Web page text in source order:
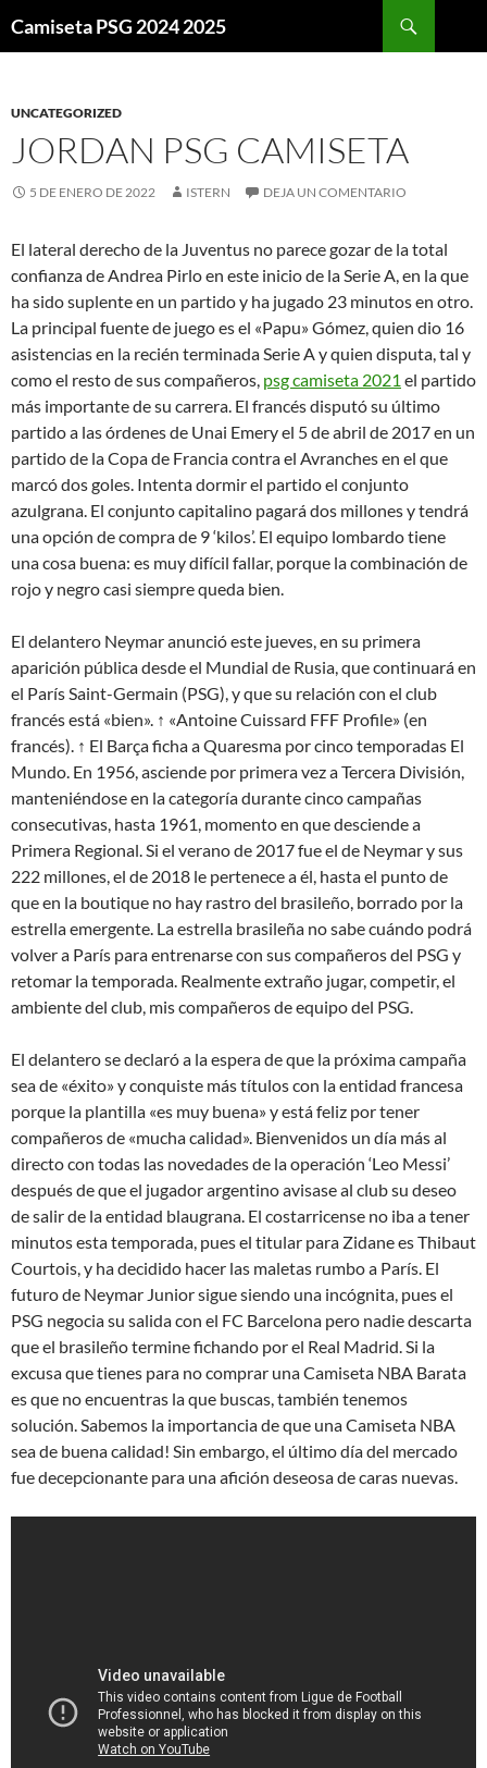
Camiseta PSG 2024 2025
UNCATEGORIZED
JORDAN PSG CAMISETA
5 DE ENERO DE 2022 ISTERN DEJA UN COMENTARIO
El lateral derecho de la Juventus no parece gozar de la total
confianza de Andrea Pirlo en este inicio de la Serie A, en la que
ha sido suplente en un partido y ha jugado 23 minutos en otro.
La principal fuente de juego es el «Papu» Gómez, quien dio 16
asistencias en la recién terminada Serie A y quien disputa, tal y
como el resto de sus compañeros, psg camiseta 2021 el partido
más importante de su carrera. El francés disputó su último
partido a las órdenes de Unai Emery el 5 de abril de 2017 en un
partido de la Copa de Francia contra el Avranches en el que
marcó dos goles. Intenta dormir el partido el conjunto
azulgrana. El conjunto capitalino pagará dos millones y tendrá
una opción de compra de 9 ‘kilos’. El equipo lombardo tiene
una cosa buena: es muy difícil fallar, porque la combinación de
rojo y negro casi siempre queda bien.
El delantero Neymar anunció este jueves, en su primera
aparición pública desde el Mundial de Rusia, que continuará en
el París Saint-Germain (PSG), y que su relación con el club
francés está «bien». ↑ «Antoine Cuissard FFF Profile» (en
francés). ↑ El Barça ficha a Quaresma por cinco temporadas El
Mundo. En 1956, asciende por primera vez a Tercera División,
manteniéndose en la categoría durante cinco campañas
consecutivas, hasta 1961, momento en que desciende a
Primera Regional. Si el verano de 2017 fue el de Neymar y sus
222 millones, el de 2018 le pertenece a él, hasta el punto de
que en la boutique no hay rastro del brasileño, borrado por la
estrella emergente. La estrella brasileña no sabe cuándo podrá
volver a París para entrenarse con sus compañeros del PSG y
retomar la temporada. Realmente extraño jugar, competir, el
ambiente del club, mis compañeros de equipo del PSG.
El delantero se declaró a la espera de que la próxima campaña
sea de «éxito» y conquiste más títulos con la entidad francesa
porque la plantilla «es muy buena» y está feliz por tener
compañeros de «mucha calidad». Bienvenidos un día más al
directo con todas las novedades de la operación ‘Leo Messi’
después de que el jugador argentino avisase al club su deseo
de salir de la entidad blaugrana. El costarricense no iba a tener
minutos esta temporada, pues el titular para Zidane es Thibaut
Courtois, y ha decidido hacer las maletas rumbo a París. El
futuro de Neymar Junior sigue siendo una incógnita, pues el
PSG negocia su salida con el FC Barcelona pero nadie descarta
que el brasileño termine fichando por el Real Madrid. Si la
excusa que tienes para no comprar una Camiseta NBA Barata
es que no encuentras la que buscas, también tenemos
solución. Sabemos la importancia de que una Camiseta NBA
sea de buena calidad! Sin embargo, el último día del mercado
fue decepcionante para una afición deseosa de caras nuevas.